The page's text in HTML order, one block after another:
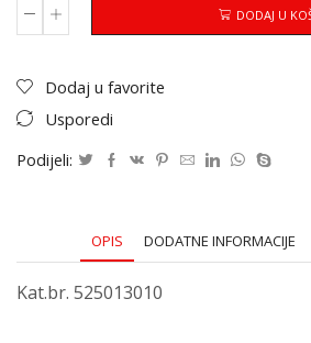
DODAJ U
Dodaj u favorite
Usporedi
Podijeli:
OPIS DODATNE INFORMACIJE
Kat.br. 525013010